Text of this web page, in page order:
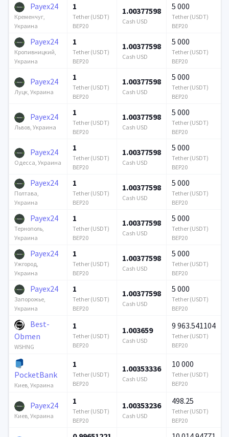
Payex24
Кременчуг,
Украина
1
Tether (USDT)
BEP20
1.00377598
Cash USD
5 000
Tether (USDT)
BEP20
Payex24
Кропивницкий,
Украина
1
Tether (USDT)
BEP20
1.00377598
Cash USD
5 000
Tether (USDT)
BEP20
Payex24
Луцк, Украина
1
Tether (USDT)
BEP20
1.00377598
Cash USD
5 000
Tether (USDT)
BEP20
Payex24
Львов, Украина
1
Tether (USDT)
BEP20
1.00377598
Cash USD
5 000
Tether (USDT)
BEP20
Payex24
Одесса, Украина
1
Tether (USDT)
BEP20
1.00377598
Cash USD
5 000
Tether (USDT)
BEP20
Payex24
Полтава,
Украина
1
Tether (USDT)
BEP20
1.00377598
Cash USD
5 000
Tether (USDT)
BEP20
Payex24
Тернополь,
Украина
1
Tether (USDT)
BEP20
1.00377598
Cash USD
5 000
Tether (USDT)
BEP20
Payex24
Ужгород,
Украина
1
Tether (USDT)
BEP20
1.00377598
Cash USD
5 000
Tether (USDT)
BEP20
Payex24
Запорожье,
Украина
1
Tether (USDT)
BEP20
1.00377598
Cash USD
5 000
Tether (USDT)
BEP20
Best-
Obmen
WSHNG
1
Tether (USDT)
BEP20
1.003659
Cash USD
9 963.541104
Tether (USDT)
BEP20
PocketBank
Киев, Украина
1
Tether (USDT)
BEP20
1.00353336
Cash USD
10 000
Tether (USDT)
BEP20
Payex24
Киев, Украина
1
Tether (USDT)
BEP20
1.00353236
Cash USD
498.25
Tether (USDT)
BEP20